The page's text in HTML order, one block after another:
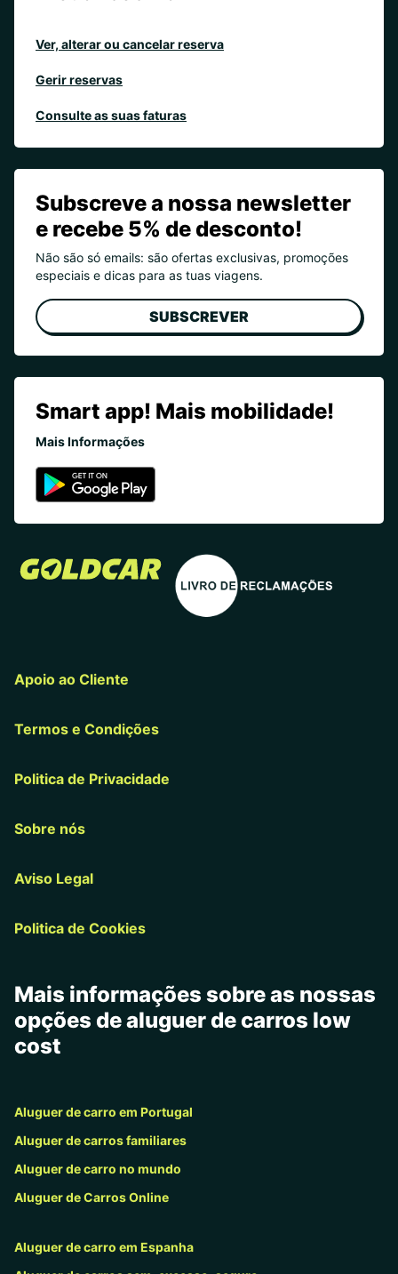
Ver, alterar ou cancelar reserva
Gerir reservas
Consulte as suas faturas
Subscreve a nossa newsletter
e recebe 5% de desconto!
Não são só emails: são ofertas exclusivas, promoções
especiais e dicas para as tuas viagens.
SUBSCREVER
Smart app! Mais mobilidade!
Mais Informações
Apoio ao Cliente
Termos e Condições
Politica de Privacidade
Sobre nós
Aviso Legal
Politica de Cookies
Mais informações sobre as nossas
opções de aluguer de carros low
cost
Aluguer de carro em Portugal
Aluguer de carros familiares
Aluguer de carro no mundo
Aluguer de Carros Online
Aluguer de carro em Espanha